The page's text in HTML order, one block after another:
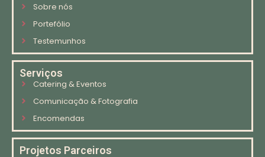
Sobre nós
Portefólio
Testemunhos
Serviços
Catering & Eventos
Comunicação & Fotografia
Encomendas
Projetos Parceiros